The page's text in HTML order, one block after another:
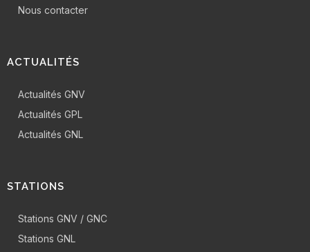
Nous contacter
ACTUALITÉS
Actualités GNV
Actualités GPL
Actualités GNL
STATIONS
Stations GNV / GNC
Stations GNL